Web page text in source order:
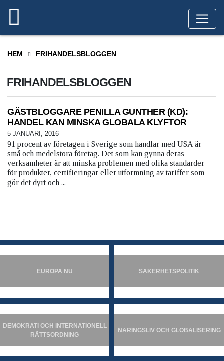
HEM FRIHANDELSBLOGGEN
FRIHANDELSBLOGGEN
GÄSTBLOGGARE PENILLA GUNTHER (KD):
HANDEL KAN MINSKA GLOBALA KLYFTOR
5 JANUARI, 2016
91 procent av företagen i Sverige som handlar med USA är
små och medelstora företag. Det som kan gynna deras
verksamheter är att minska problemen med olika standarder
för produkter, certifieringar eller utformning av tariffer som
gör det dyrt och ...
EUROPA NU SÄKERHETSPOLITIK
DEMOKRATI OCH INTERNATIONELL
RÄTTSORDNING
NÄRINGSLIV OCH GLOBALISERING